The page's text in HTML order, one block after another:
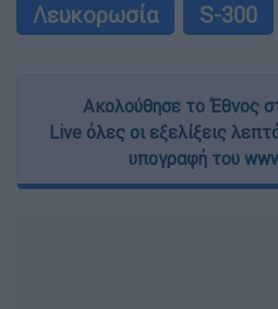
Λευκορωσία
S-300
Ακολούθησε το Έθνος
Live όλες οι εξελίξεις
υπογραφή του